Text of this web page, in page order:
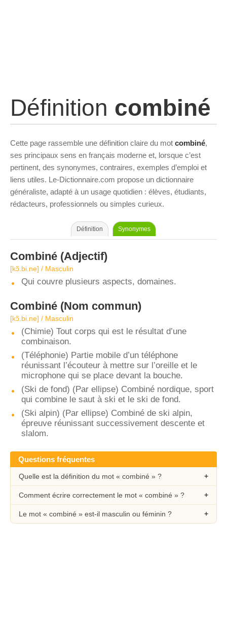
Définition combiné
Cette page rassemble une définition claire du mot combiné,
ses principaux sens en français moderne et, lorsque c’est
pertinent, des synonymes, contraires, exemples d’emploi et
liens utiles. Le-Dictionnaire.com propose un dictionnaire
généraliste, adapté à un usage quotidien : élèves, étudiants,
rédacteurs, professionnels ou simples curieux.
Définition Synonymes
Combiné (Adjectif)
[kɔ̃.bi.ne] / Masculin
Qui couvre plusieurs aspects, domaines.
Combiné (Nom commun)
[kɔ̃.bi.ne] / Masculin
(Chimie) Tout corps qui est le résultat d’une
combinaison.
(Téléphonie) Partie mobile d’un téléphone
réunissant l’écouteur à mettre sur l’oreille et le
microphone qui se place devant la bouche.
(Ski de fond) (Par ellipse) Combiné nordique, sport
qui combine le saut à ski et le ski de fond.
(Ski alpin) (Par ellipse) Combiné de ski alpin,
épreuve réunissant successivement descente et
slalom.
Questions fréquentes
Quelle est la définition du mot « combiné » ?
Comment écrire correctement le mot « combiné » ?
Le mot « combiné » est-il masculin ou féminin ?